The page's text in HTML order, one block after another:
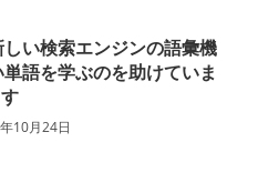
い検索エンジンの語彙機
語を学ぶのを助けていま
す
10月24日